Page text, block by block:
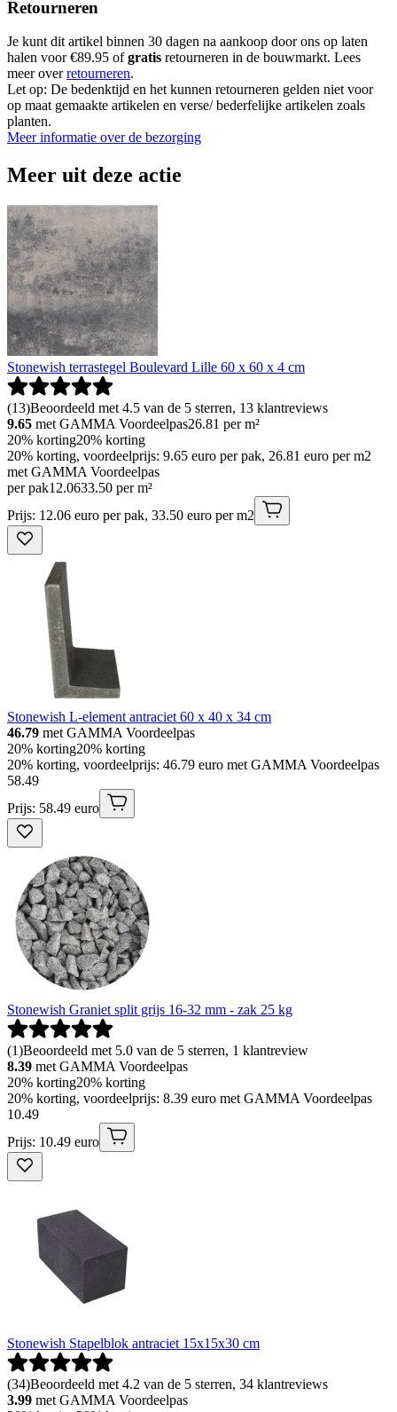
Retourneren
Je kunt dit artikel binnen 30 dagen na aankoop door ons op laten
halen voor €89.95 ofgratis retourneren in de bouwmarkt. Lees
meer overretourneren.
Let op: De bedenktijd en het kunnen retourneren gelden niet voor
op maat gemaakte artikelen en verse/ bederfelijke artikelen zoals
planten.
Meer informatie over de bezorging
Meer uit deze actie
Stonewish terrastegel Boulevard Lille 60 x 60 x 4 cm
(13)Beoordeeld met 4.5 van de 5 sterren, 13 klantreviews
9.65 met GAMMA Voordeelpas26.81 per m²
20% korting20% korting
20% korting, voordeelprijs: 9.65 euro per pak, 26.81 euro per m2
met GAMMA Voordeelpas
per pak12.0633.50 per m²
Prijs: 12.06 euro per pak, 33.50 euro per m2
Stonewish L-element antraciet 60 x 40 x 34 cm
46.79 met GAMMA Voordeelpas
20% korting20% korting
20% korting, voordeelprijs: 46.79 euro met GAMMA Voordeelpas
58.49
Prijs: 58.49 euro
Stonewish Graniet split grijs 16-32 mm - zak 25 kg
(1)Beoordeeld met 5.0 van de 5 sterren, 1 klantreview
8.39 met GAMMA Voordeelpas
20% korting20% korting
20% korting, voordeelprijs: 8.39 euro met GAMMA Voordeelpas
10.49
Prijs: 10.49 euro
Stonewish Stapelblok antraciet 15x15x30 cm
(34)Beoordeeld met 4.2 van de 5 sterren, 34 klantreviews
3.99 met GAMMA Voordeelpas